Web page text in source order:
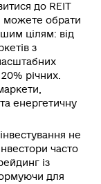
до REIT
можете обрати
цілям: від
з
річних.
енергетичну
не
часто
із
для